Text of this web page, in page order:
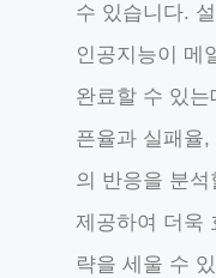
수 있습니다.
인공지능이 메
완료할 수 있
픈율과 실패율
의 반응을 분석
제공하여 더욱
략을 세울 수